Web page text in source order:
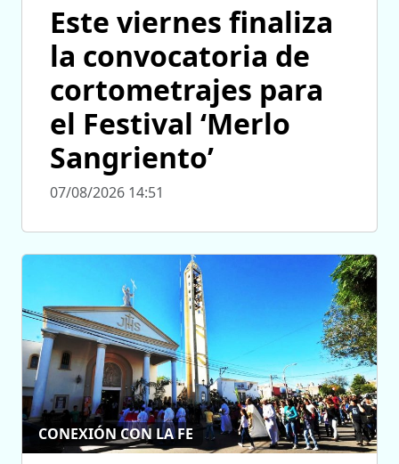
Este viernes finaliza
la convocatoria de
cortometrajes para
el Festival ‘Merlo
Sangriento’
07/08/2026 14:51
CONEXIÓN CON LA FE